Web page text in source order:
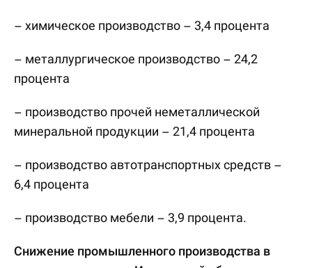
– химическое производство – 3,4 процента
– металлургическое производство – 24,2
процента
– производство прочей неметаллической
минеральной продукции – 21,4 процента
– производство автотранспортных средств –
6,4 процента
– производство мебели – 3,9 процента.
Снижение промышленного производства в